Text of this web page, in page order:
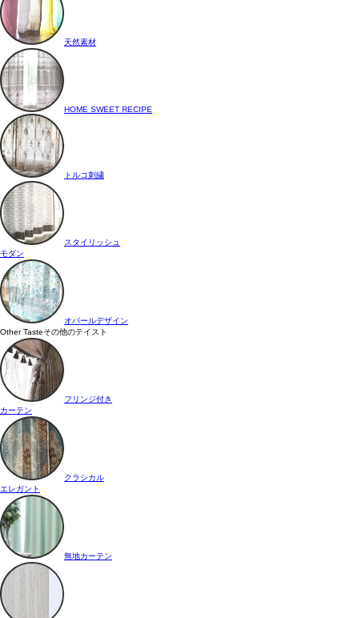
天然素材
HOME SWEET RECIPE
トルコ刺繍
スタイリッシュ
モダン
オパールデザイン
Other Tasteその他のテイスト
フリンジ付き
カーテン
クラシカル
エレガント
無地カーテン